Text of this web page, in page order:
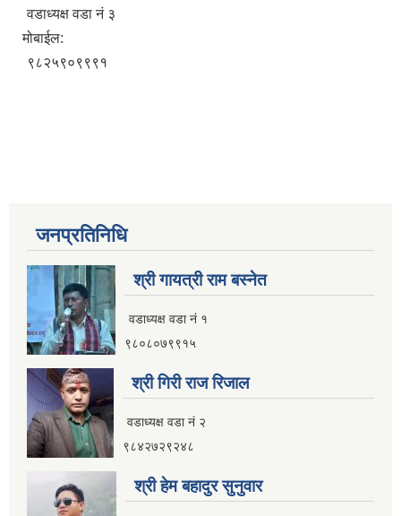
वडाध्यक्ष वडा नं ३
मोबाईल:
९८२५९०९९९१
जनप्रतिनिधि
श्री गायत्री राम बस्नेत
वडाध्यक्ष वडा न‌ं १
९८०८०७९९१५
श्री गिरी राज रिजाल
वडाध्यक्ष वडा नं २
९८४२७२९२४८
श्री हेम बहादुर सुनुवार